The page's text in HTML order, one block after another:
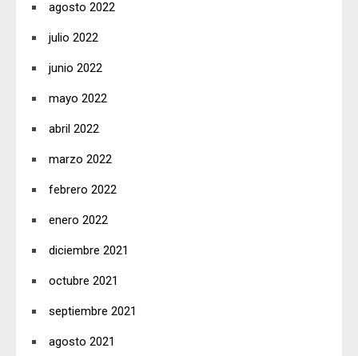
agosto 2022
julio 2022
junio 2022
mayo 2022
abril 2022
marzo 2022
febrero 2022
enero 2022
diciembre 2021
octubre 2021
septiembre 2021
agosto 2021